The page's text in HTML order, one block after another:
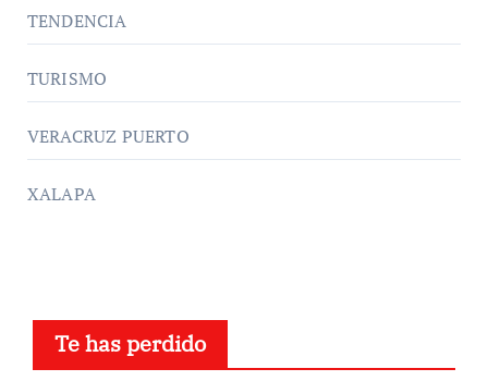
TENDENCIA
TURISMO
VERACRUZ PUERTO
XALAPA
Te has perdido